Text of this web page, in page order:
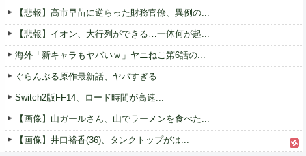
【悲報】高市早苗に逆らった財務官僚、異例の...
【悲報】イオン、大行列ができる…一体何が起...
海外「新キャラもヤバいｗ」ヤニねこ第6話の...
ぐらんぶる原作最新話、ヤバすぎる
Switch2版FF14、ロード時間が高速...
【画像】山ガールさん、山でラーメンを食べた...
【画像】井口裕香(36)、タンクトップがは...